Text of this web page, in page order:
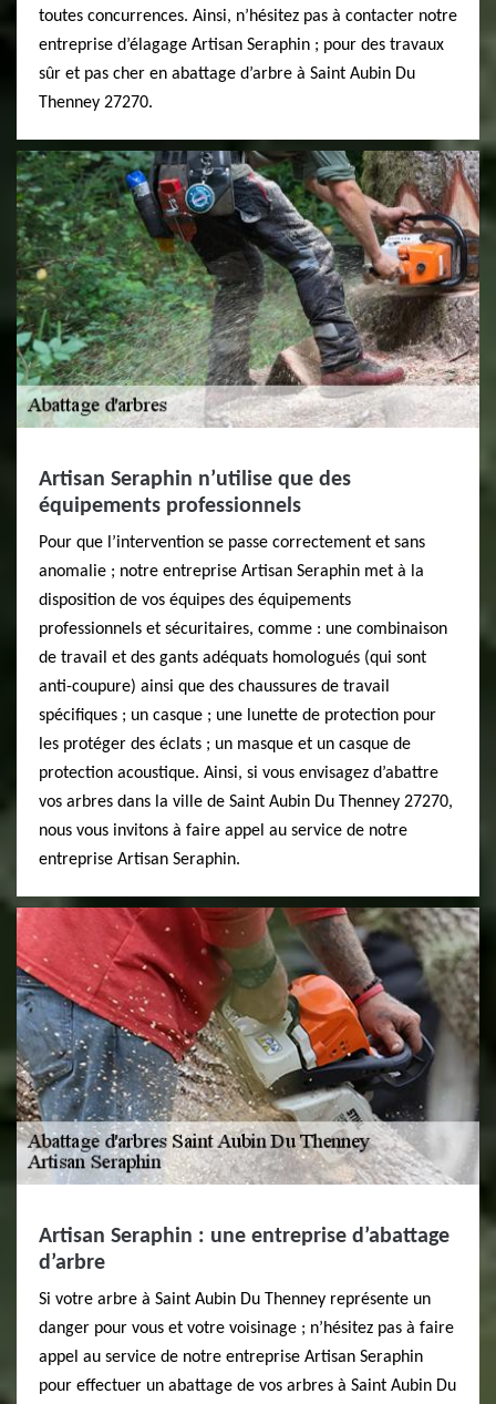
toutes concurrences. Ainsi, n’hésitez pas à contacter notre
entreprise d’élagage Artisan Seraphin ; pour des travaux
sûr et pas cher en abattage d’arbre à Saint Aubin Du
Thenney 27270.
Artisan Seraphin n’utilise que des
équipements professionnels
Pour que l’intervention se passe correctement et sans
anomalie ; notre entreprise Artisan Seraphin met à la
disposition de vos équipes des équipements
professionnels et sécuritaires, comme : une combinaison
de travail et des gants adéquats homologués (qui sont
anti-coupure) ainsi que des chaussures de travail
spécifiques ; un casque ; une lunette de protection pour
les protéger des éclats ; un masque et un casque de
protection acoustique. Ainsi, si vous envisagez d’abattre
vos arbres dans la ville de Saint Aubin Du Thenney 27270,
nous vous invitons à faire appel au service de notre
entreprise Artisan Seraphin.
Artisan Seraphin : une entreprise d’abattage
d’arbre
Si votre arbre à Saint Aubin Du Thenney représente un
danger pour vous et votre voisinage ; n’hésitez pas à faire
appel au service de notre entreprise Artisan Seraphin
pour effectuer un abattage de vos arbres à Saint Aubin Du